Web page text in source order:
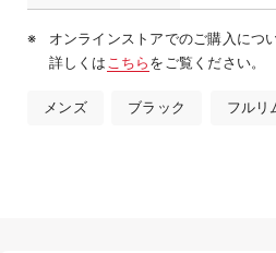
オンラインストアでのご購入につ
詳しくはこちらをご覧ください。
メンズ ブラック フルリ